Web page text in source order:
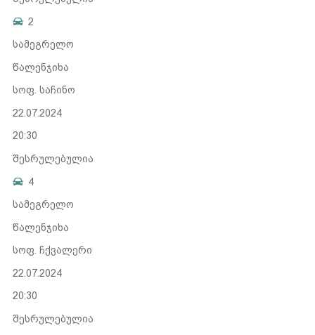
2
სამეგრელო
წალენჯიხა
სოფ. საჩინო
22.07.2024
20:30
შესრულებულია
4
სამეგრელო
წალენჯიხა
სოფ. ჩქვალერი
22.07.2024
20:30
შესრულებულია